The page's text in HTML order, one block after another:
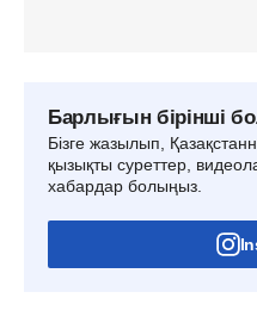
Барлығын бірінші
Бізге жазылып,
қызықты суреттер,
хабардар болыңыз.